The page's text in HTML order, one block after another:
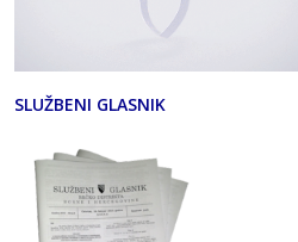
SLUŽBENI GLASNIK